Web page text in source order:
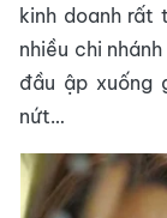
kinh doanh rất
nhiều chi
đầu ập xuống
nứt…